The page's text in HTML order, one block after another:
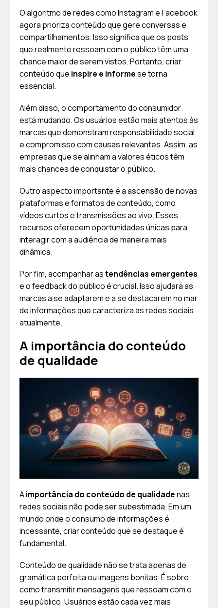
O algoritmo de redes como Instagram e Facebook
agora prioriza conteúdo que gere conversas e
compartilhamentos. Isso significa que os posts
que realmente ressoam com o público têm uma
chance maior de serem vistos. Portanto, criar
conteúdo que inspire e informese torna
essencial.
Além disso, o comportamento do consumidor
está mudando. Os usuários estão mais atentos às
marcas que demonstram responsabilidade social
e compromisso com causas relevantes. Assim, as
empresas que se alinham a valores éticos têm
mais chances de conquistar o público.
Outro aspecto importante é a ascensão de novas
plataformas e formatos de conteúdo, como
vídeos curtos e transmissões ao vivo. Esses
recursos oferecem oportunidades únicas para
interagir com a audiência de maneira mais
dinâmica.
Por fim, acompanhar astendências emergentes
e o feedback do público é crucial. Isso ajudará as
marcas a se adaptarem e a se destacarem no mar
de informações que caracteriza as redes sociais
atualmente.
A importância do conteúdo
de qualidade
Aimportância do conteúdo de qualidadenas
redes sociais não pode ser subestimada. Em um
mundo onde o consumo de informações é
incessante, criar conteúdo que se destaque é
fundamental.
Conteúdo de qualidade não se trata apenas de
gramática perfeita ou imagens bonitas. É sobre
como transmitir mensagens que ressoam com o
seu público. Usuários estão cada vez mais